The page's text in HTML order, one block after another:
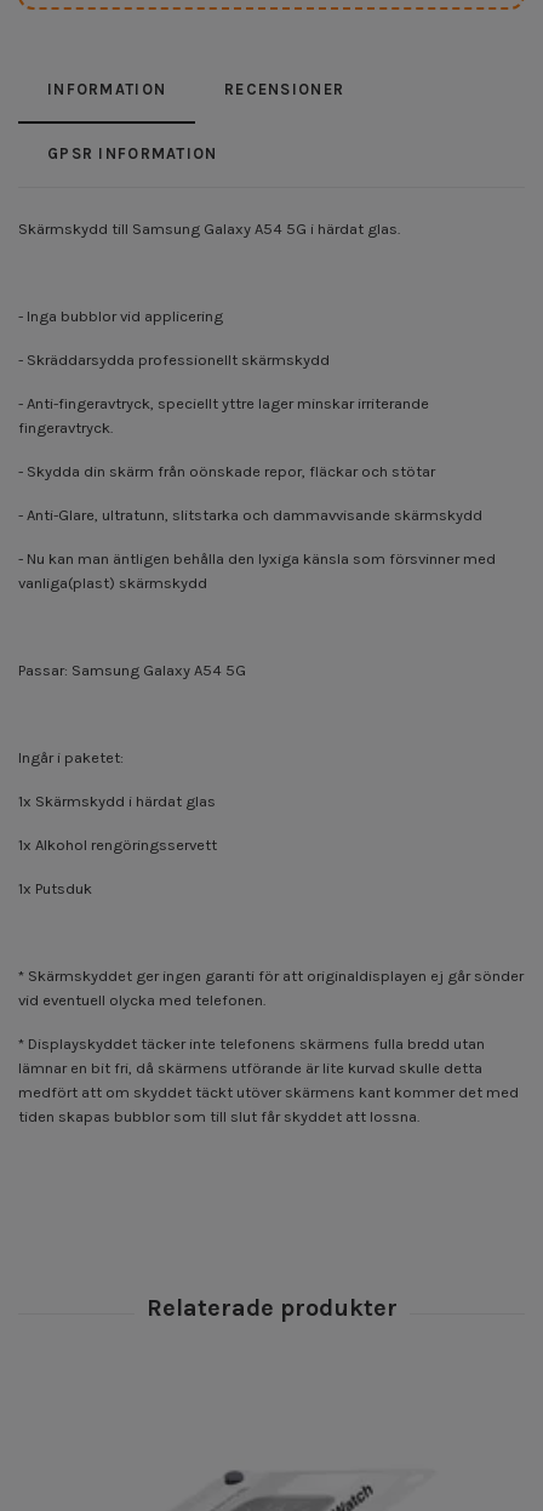
INFORMATION RECENSIONER
GPSR INFORMATION
Skärmskydd till Samsung Galaxy A54 5G i härdat glas.
- Inga bubblor vid applicering
- Skräddarsydda professionellt skärmskydd
- Anti-fingeravtryck, speciellt yttre lager minskar irriterande
fingeravtryck.
- Skydda din skärm från oönskade repor, fläckar och stötar
- Anti-Glare, ultratunn, slitstarka och dammavvisande skärmskydd
- Nu kan man äntligen behålla den lyxiga känsla som försvinner med
vanliga(plast) skärmskydd
Passar: Samsung Galaxy A54 5G
Ingår i paketet:
1x Skärmskydd i härdat glas
1x Alkohol rengöringsservett
1x Putsduk
* Skärmskyddet ger ingen garanti för att originaldisplayen ej går sönder
vid eventuell olycka med telefonen.
* Displayskyddet täcker inte telefonens skärmens fulla bredd utan
lämnar en bit fri, då skärmens utförande är lite kurvad skulle detta
medfört att om skyddet täckt utöver skärmens kant kommer det med
tiden skapas bubblor som till slut får skyddet att lossna.